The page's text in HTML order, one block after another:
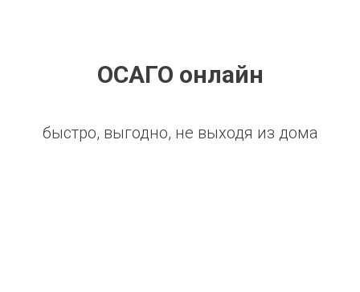
ОСАГО онлайн
быстро, выгодно, не выходя из дома